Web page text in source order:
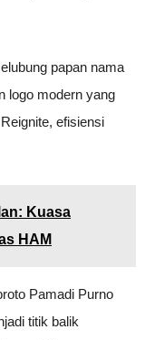
papan nama
logo modern yang
efisiensi
Kuasa
HAM
Pamadi Purno
titik balik